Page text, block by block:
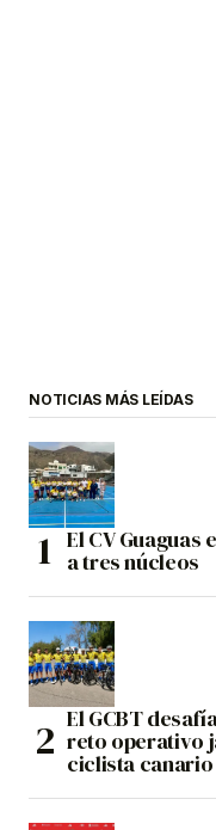
NOTICIAS MÁS LEÍDAS
El CV Guaguas
a tres núcleos
El GCBT
reto operativo
ciclista canario